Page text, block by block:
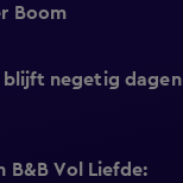
Boom
blijft negetig dagen
B&B Vol Liefde: